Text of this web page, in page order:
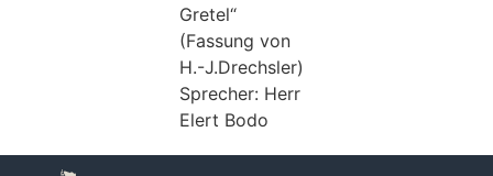
Gretel“
(Fassung von
H.-J.Drechsler)
Sprecher: Herr
Elert Bodo